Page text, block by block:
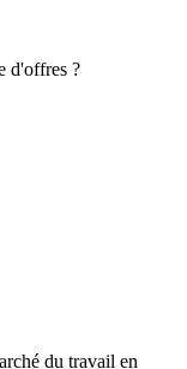
d'offres ?
du travail en